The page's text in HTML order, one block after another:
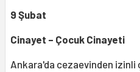
9 Şubat
Cinayet – Çocuk Cinayeti
Ankara'da cezaevinden izinli